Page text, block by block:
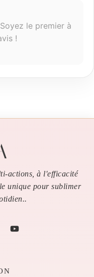
le premier à
!
actions, à l'efficacité
unique pour sublimer